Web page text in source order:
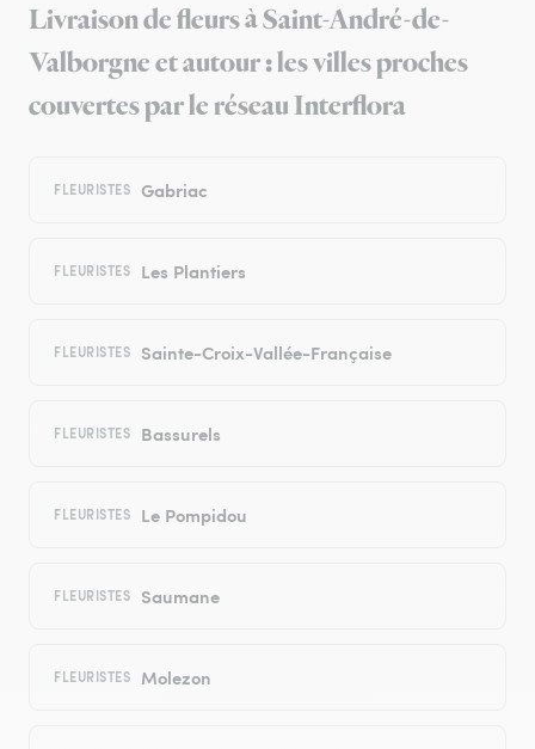
Livraison de fleurs à Saint-André-de-
Valborgne et autour : les villes proches
couvertes par le réseau Interflora
FLEURISTES Gabriac
FLEURISTES Les Plantiers
FLEURISTES Sainte-Croix-Vallée-Française
FLEURISTES Bassurels
FLEURISTES Le Pompidou
FLEURISTES Saumane
FLEURISTES Molezon